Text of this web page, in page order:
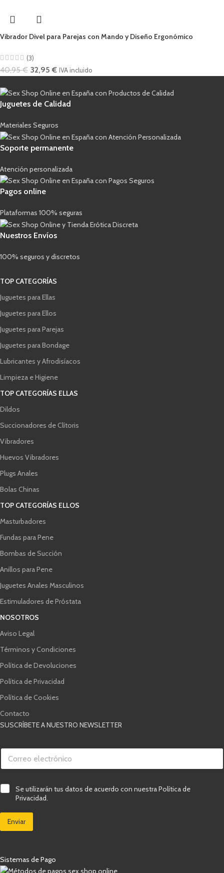
Vibrador Divel para Parejas con Mando y Diseño Ergonómico
(3)
40,95€ 32,95€ IVA incluido
Juguetes de Calidad
Materiales Seguros
Soporte permanente
Atención personalizada
Pagos online
Plataformas 100% seguras
Nuestros Envíos
100% seguros y discretos
TOP CATEGORÍAS
Juguetes para Ellas
Juguetes para Ellos
Juguetes para Parejas
Juguetes para Bondage
Lubricantes y Afrodisíacos
Limpieza e Higiene
TOP CATEGORÍAS ELLAS
Dildos
Succionadores de Clítoris
Vibradores
Huevos Vibradores
Plugs Anales
Bolas Chinas
TOP CATEGORÍAS ELLOS
Masturbadores
Fundas para Pene
Bombas de Succión
Anillos para Pene
Juguetes Anales Masculinos
Estimuladores de Próstata
NOSOTROS
Aviso Legal
Términos y Condiciones
Política de Devoluciones
Política de Privacidad
Política de Cookies
Contacto
SUSCRÍBETE A NUESTRO NEWSLETTER
C
r
e
o
l
c
n
i
f
c
i
ó
C
i
l
d
e
Se utilizarán tus datos de acuerdo con nuestra Política de
Privacidad.
Enviar
Sistemas de Pago